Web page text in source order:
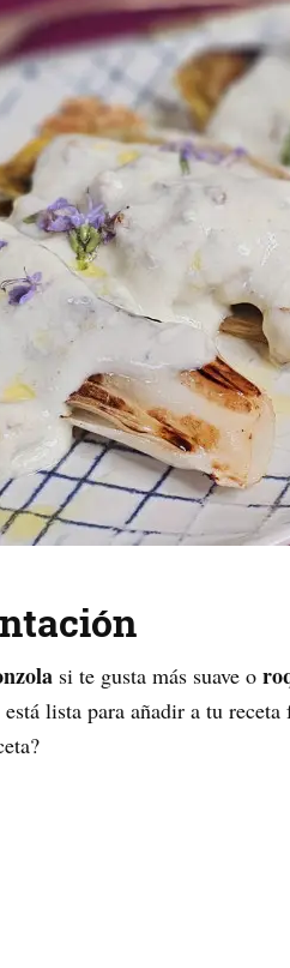
si te gusta más suave o
lista para añadir a tu